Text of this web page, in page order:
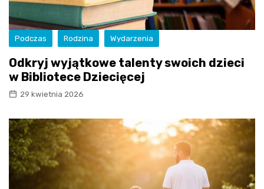
Podczas Rodzina Wydarzenia
Odkryj wyjątkowe talenty swoich dzieci
w Bibliotece Dziecięcej
29 kwietnia 2026